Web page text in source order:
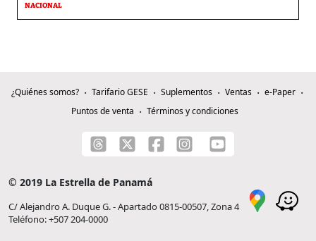
NACIONAL
¿Quiénes somos? Tarifario GESE Suplementos Ventas
e-Paper
Puntos de venta
Términos y condiciones
© 2019 La Estrella de Panamá
C/ Alejandro A. Duque G. - Apartado 0815-00507, Zona 4
Teléfono: +507 204-0000